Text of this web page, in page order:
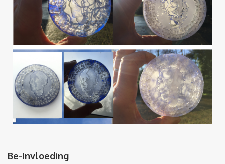
Be-Invloeding